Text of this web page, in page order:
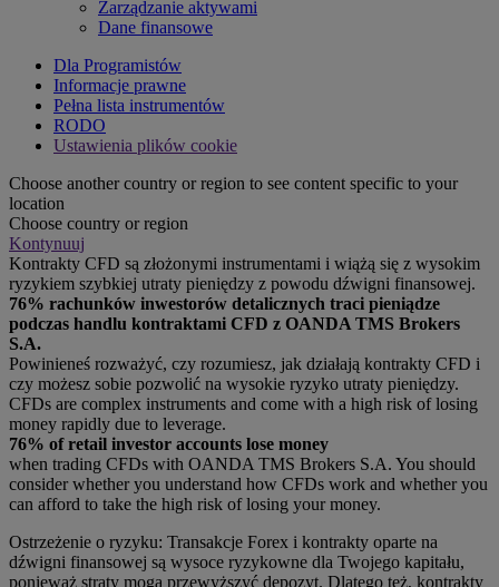
Zarządzanie aktywami
Dane finansowe
Dla Programistów
Informacje prawne
Pełna lista instrumentów
RODO
Ustawienia plików cookie
Choose another country or region to see content specific to your
location
Choose country or region
Kontynuuj
Kontrakty CFD są złożonymi instrumentami i wiążą się z wysokim
ryzykiem szybkiej utraty pieniędzy z powodu dźwigni finansowej.
76% rachunków inwestorów detalicznych traci pieniądze
podczas handlu kontraktami CFD z OANDA TMS Brokers
S.A.
Powinieneś rozważyć, czy rozumiesz, jak działają kontrakty CFD i
czy możesz sobie pozwolić na wysokie ryzyko utraty pieniędzy.
CFDs are complex instruments and come with a high risk of losing
money rapidly due to leverage.
76% of retail investor accounts lose money
when trading CFDs with OANDA TMS Brokers S.A. You should
consider whether you understand how CFDs work and whether you
can afford to take the high risk of losing your money.
Ostrzeżenie o ryzyku: Transakcje Forex i kontrakty oparte na
dźwigni finansowej są wysoce ryzykowne dla Twojego kapitału,
ponieważ straty mogą przewyższyć depozyt. Dlatego też, kontrakty